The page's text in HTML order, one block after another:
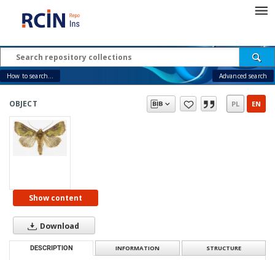
How to search... Advanced search
OBJECT PL EN
Show content
Download
DESCRIPTION INFORMATION STRUCTURE